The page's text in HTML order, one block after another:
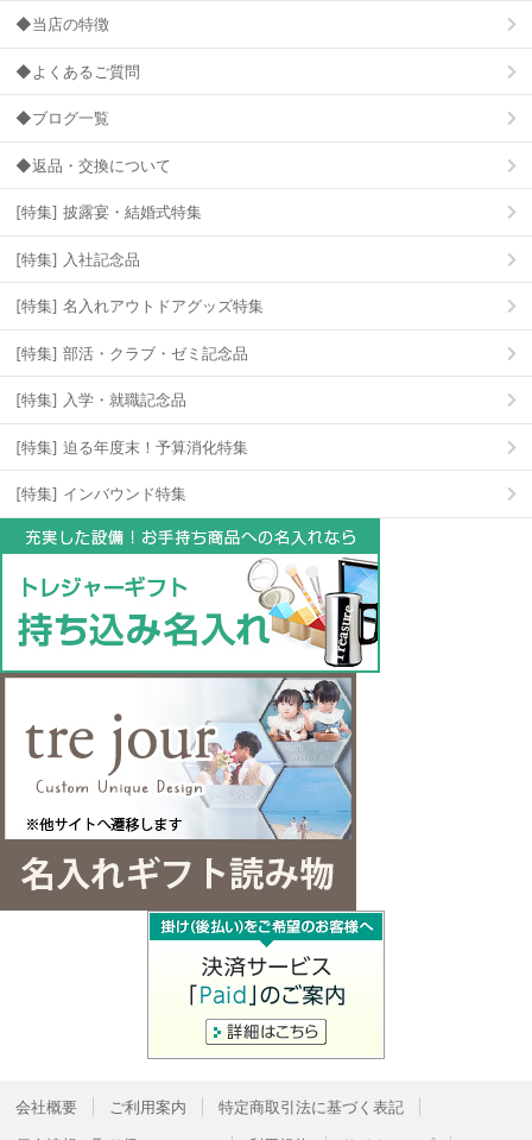
◆当店の特徴
◆よくあるご質問
◆ブログ一覧
◆返品・交換について
[特集] 披露宴・結婚式特集
[特集] 入社記念品
[特集] 名入れアウトドアグッズ特集
[特集] 部活・クラブ・ゼミ記念品
[特集] 入学・就職記念品
[特集] 迫る年度末！予算消化特集
[特集] インバウンド特集
会社概要 ご利用案内
特定商取引法に基づく表記